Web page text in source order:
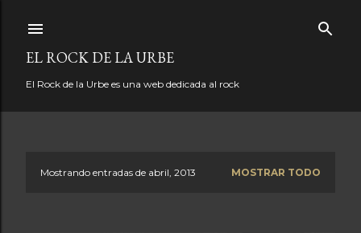
EL ROCK DE LA URBE
El Rock de la Urbe es una web dedicada al rock
Mostrando entradas de abril, 2013 MOSTRAR TODO